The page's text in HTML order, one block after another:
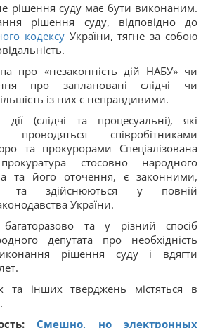
рішення суду має бути виконаним.
рішення суду, відповідно до
кодексуУкраїни, тягне за собою
про «незаконність дій НАБУ» чи
про заплановані слідчі чи
із них є неправдивими.
дії (слідчі та процесуальні), які
співробітниками
та прокурорами Спеціалізована
стосовно народного
та його оточення, є законними,
та здійснюються у повній
України.
та у різний спосіб
депутата про необхідність
рішення суду і вдягти
та інших тверджень містяться в
Смешно, но электронных